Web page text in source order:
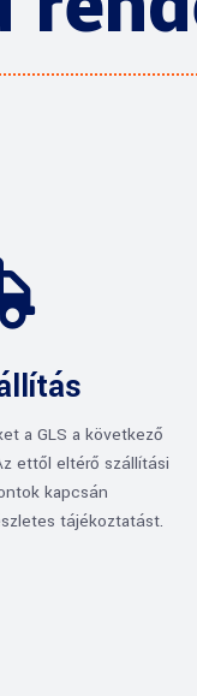
a GLS a következő
ettől eltérő szállítási
kapcsán
tájékoztatást.